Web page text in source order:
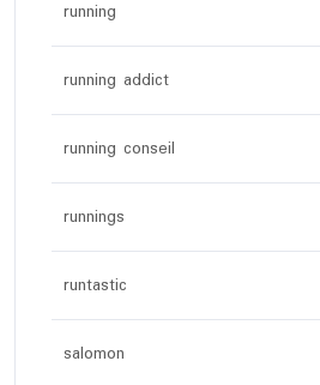
running
running addict
running conseil
runnings
runtastic
salomon